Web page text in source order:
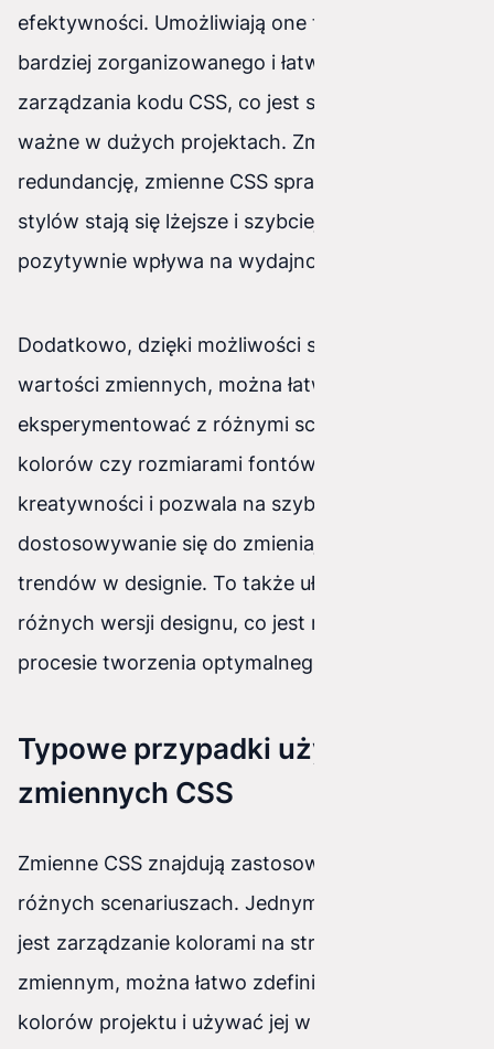
efektywności. Umożliwiają one tworzenie
bardziej zorganizowanego i łatwiejszego do
zarządzania kodu CSS, co jest szczególnie
ważne w dużych projektach. Zmniejszając
redundancję, zmienne CSS sprawiają, że arkusze
stylów stają się lżejsze i szybciej się ładują, co
pozytywnie wpływa na wydajność strony.
Dodatkowo, dzięki możliwości szybkiej zmiany
wartości zmiennych, można łatwo
eksperymentować z różnymi schematami
kolorów czy rozmiarami fontów, co sprzyja
kreatywności i pozwala na szybkie
dostosowywanie się do zmieniających się
trendów w designie. To także ułatwia testowanie
różnych wersji designu, co jest nieocenione w
procesie tworzenia optymalnego UI/UX.
Typowe przypadki użycia
zmiennych CSS
Zmienne CSS znajdują zastosowanie w wielu
różnych scenariuszach. Jednym z najczęstszych
jest zarządzanie kolorami na stronie. Dzięki
zmiennym, można łatwo zdefiniować paletę
kolorów projektu i używać jej w całym